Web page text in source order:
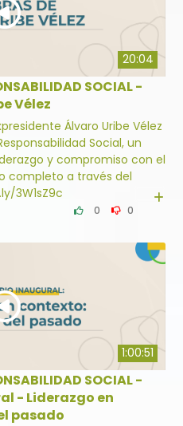
20:04
SOCIAL -
Vélez
Álvaro Uribe Vélez
Social, un
y compromiso con el
3W1sZ9c
0 0
1:00:51
SOCIAL -
- Liderazgo en
pasado